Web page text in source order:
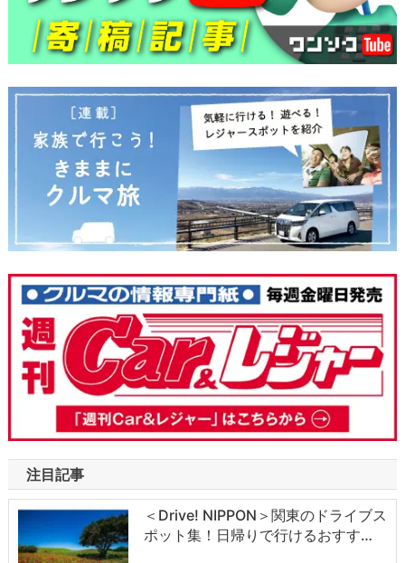
注目記事
＜Drive! NIPPON＞関東のドライブス
ポット集！日帰りで行けるおすす…